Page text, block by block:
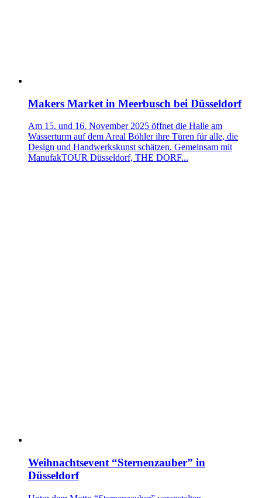
Makers Market in Meerbusch bei Düsseldorf
Am 15. und 16. November 2025 öffnet die Halle am
Wasserturm auf dem Areal Böhler ihre Türen für alle, die
Design und Handwerkskunst schätzen. Gemeinsam mit
ManufakTOUR Düsseldorf, THE DORF...
Weihnachtsevent “Sternenzauber” in
Düsseldorf